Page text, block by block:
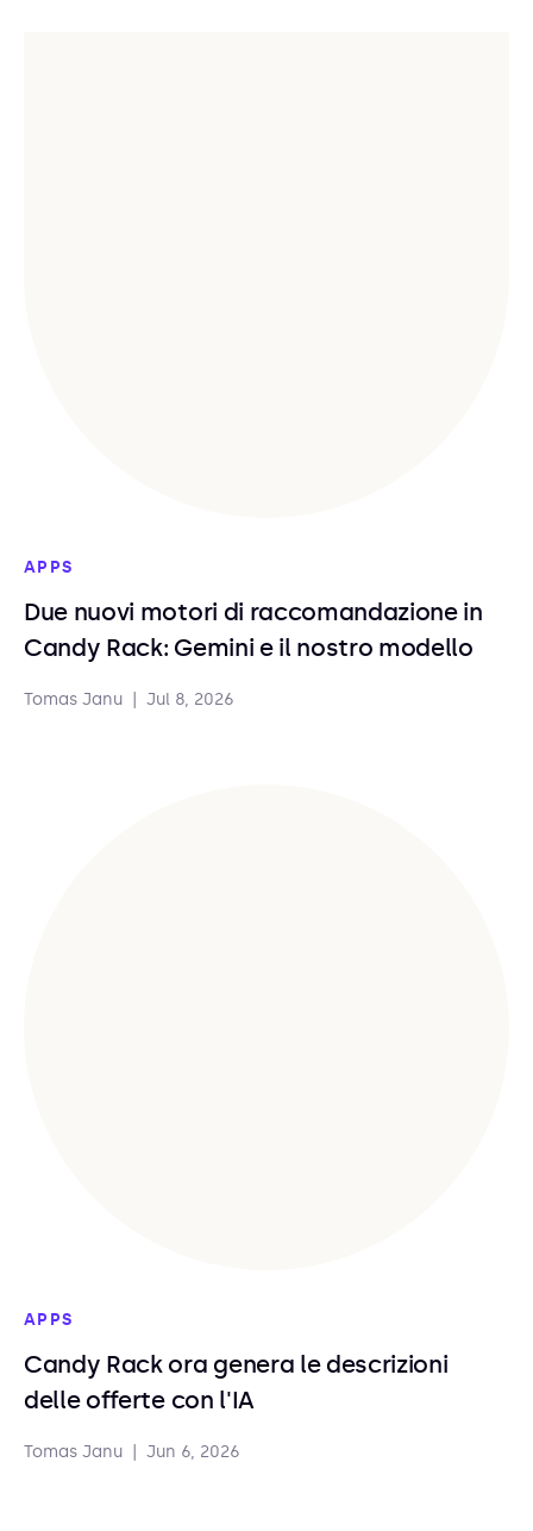
APPS
Due nuovi motori di raccomandazione in
Candy Rack: Gemini e il nostro modello
Tomas Janu Jul 8, 2026
APPS
Candy Rack ora genera le descrizioni
delle offerte con l'IA
Tomas Janu Jun 6, 2026